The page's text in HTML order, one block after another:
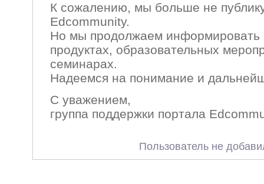
К сожалению, мы больше не
Edcommunity.
Но мы продолжаем информировать
продуктах, образовательных
семинарах.
Надеемся на понимание и
С уважением,
группа поддержки портала
Пользователь не